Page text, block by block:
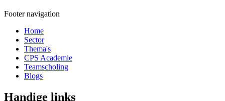
Footer navigation
Home
Sector
Thema's
CPS Academie
Teamscholing
Blogs
Handige links